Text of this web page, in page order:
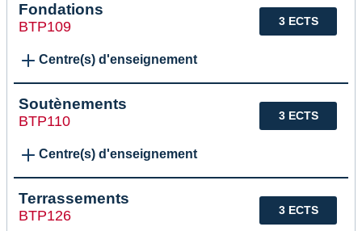
3 ECTS
Fondations
BTP109
Centre(s) d'enseignement
3 ECTS
Soutènements
BTP110
Centre(s) d'enseignement
3 ECTS
Terrassements
BTP126